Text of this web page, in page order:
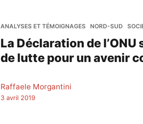
ANALYSES ET TÉMOIGNAGES NORD-SUD
La Déclaration de
de lutte pour un avenir
Raffaele Morgantini
3 avril 2019